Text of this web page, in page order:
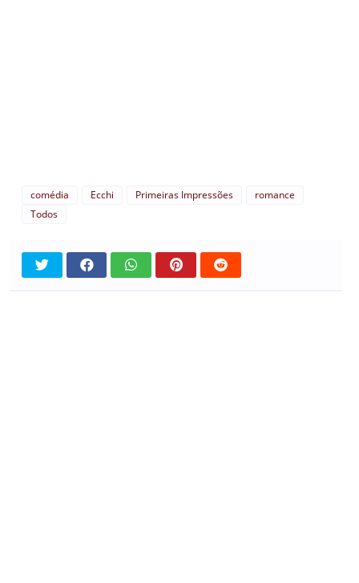
comédia Ecchi Primeiras Impressões
romance
Todos